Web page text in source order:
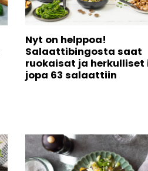
Nyt on helppoa!
Salaattibingosta saat
ruokaisat ja herkulliset
jopa 63 salaattiin